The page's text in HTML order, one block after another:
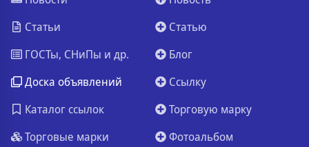
Статьи
ГОСТы, СНиПы и др.
Доска объявлений
Каталог ссылок
Торговые марки
Статью
Блог
Ссылку
Торговую марку
Фотоальбом